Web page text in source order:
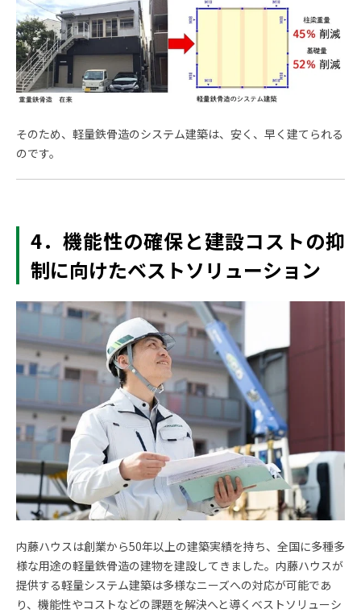
そのため、軽量鉄骨造のシステム建築は、安く、早く建てられる
のです。
4．機能性の確保と建設コストの抑
制に向けたベストソリューション
内藤ハウスは創業から50年以上の建築実績を持ち、全国に多種多
様な用途の軽量鉄骨造の建物を建設してきました。内藤ハウスが
提供する軽量システム建築は多様なニーズへの対応が可能であ
り、機能性やコストなどの課題を解決へと導くベストソリューシ